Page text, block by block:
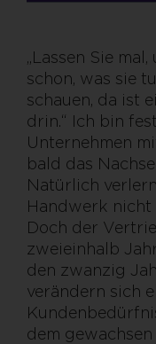
„Lassen Sie
schon, was sie
schauen, da ist
drin.“ Ich bin
Unternehmen
bald das
Natürlich
Handwerk nicht
Doch der
zweieinhalb
den zwanzig
verändern sich
dem gewachsen